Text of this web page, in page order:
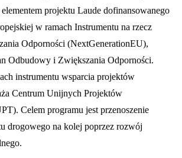
elementem projektu Laude dofinansowanego
w ramach Instrumentu na rzecz
Odporności (NextGenerationEU),
Odbudowy i Zwiększania Odporności.
instrumentu wsparcia projektów
Centrum Unijnych Projektów
Celem programu jest przenoszenie
drogowego na kolej poprzez rozwój